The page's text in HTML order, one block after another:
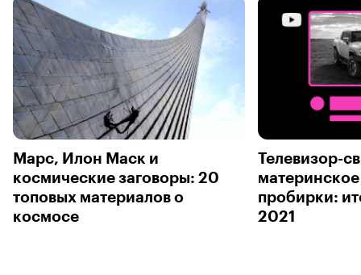
Марс, Илон Маск и
космические заговоры: 20
топовых материалов о
космосе
Телевизор-
пробирки:
2021